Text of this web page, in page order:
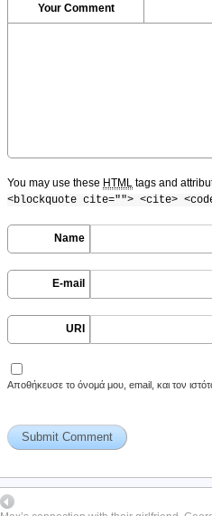
Your Comment
You may use these HTML tags and
<blockquote cite=""> <cite>
Name
E-mail
URI
Αποθήκευσε το όνομά μου, email, και τον